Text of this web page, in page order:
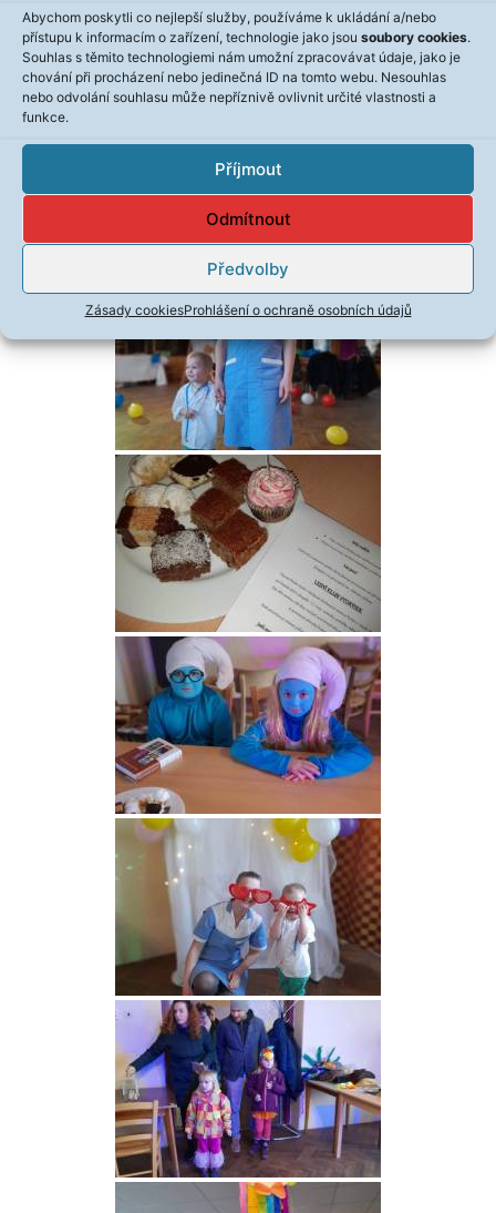
Abychom poskytli co nejlepší služby, používáme k ukládání a/nebo
přístupu k informacím o zařízení, technologie jako jsou soubory cookies.
Souhlas s těmito technologiemi nám umožní zpracovávat údaje, jako je
chování při procházení nebo jedinečná ID na tomto webu. Nesouhlas
nebo odvolání souhlasu může nepříznivě ovlivnit určité vlastnosti a
funkce.
Příjmout
Odmítnout
Předvolby
Zásady cookiesProhlášení o ochraně osobních údajů